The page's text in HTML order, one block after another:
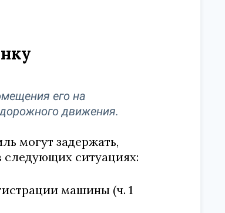
его на
движения.
могут задержать,
следующих ситуациях:
машины (ч. 1